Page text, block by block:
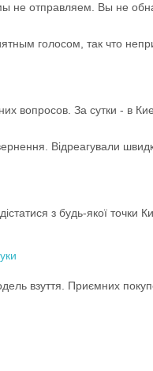
не отправляем. Вы не
голосом, так что
вопросов. За сутки - в
Відреагували
з будь-якої точки
взуття. Приємних